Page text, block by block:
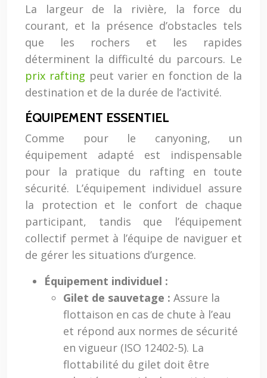
La largeur de la rivière, la force du
courant, et la présence d’obstacles tels
que les rochers et les rapides
déterminent la difficulté du parcours. Le
prix rafting peut varier en fonction de la
destination et de la durée de l’activité.
ÉQUIPEMENT ESSENTIEL
Comme pour le canyoning, un
équipement adapté est indispensable
pour la pratique du rafting en toute
sécurité. L’équipement individuel assure
la protection et le confort de chaque
participant, tandis que l’équipement
collectif permet à l’équipe de naviguer et
de gérer les situations d’urgence.
Équipement individuel :
Gilet de sauvetage : Assure la
flottaison en cas de chute à l’eau
et répond aux normes de sécurité
en vigueur (ISO 12402-5). La
flottabilité du gilet doit être